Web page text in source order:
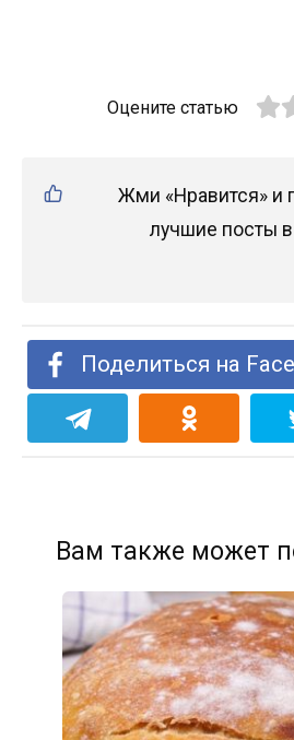
Оцените статью
Жми «Нравится» и
лучшие посты
Поделиться на
Вам также может